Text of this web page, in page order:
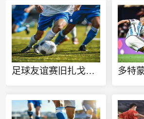
足球友谊赛旧扎戈拉贝罗vs利夫斯基克鲁莫夫格勒直播